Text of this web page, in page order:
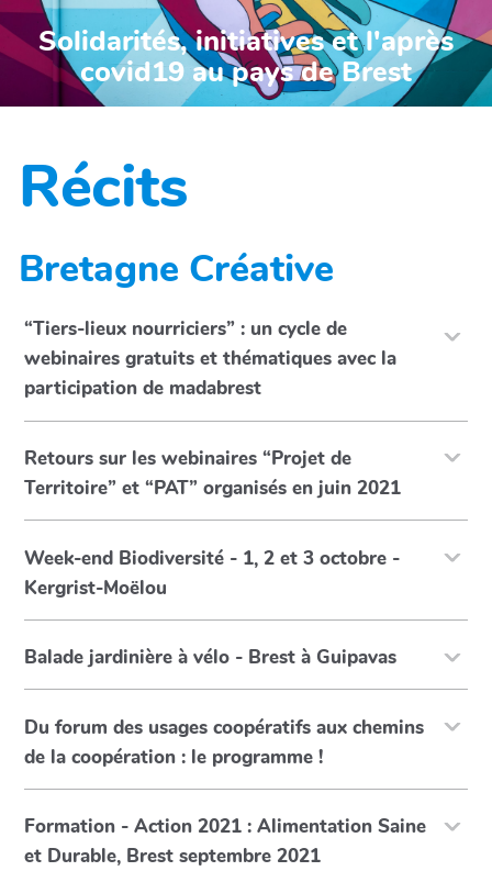
Solidarités, initiatives et l'après
covid19 au pays de Brest
Récits
Bretagne Créative
“Tiers-lieux nourriciers” : un cycle de
webinaires gratuits et thématiques avec la
participation de madabrest
Retours sur les webinaires “Projet de
Territoire” et “PAT” organisés en juin 2021
Week-end Biodiversité - 1, 2 et 3 octobre -
Kergrist-Moëlou
Balade jardinière à vélo - Brest à Guipavas
Du forum des usages coopératifs aux chemins
de la coopération : le programme !
Formation - Action 2021 : Alimentation Saine
et Durable, Brest septembre 2021